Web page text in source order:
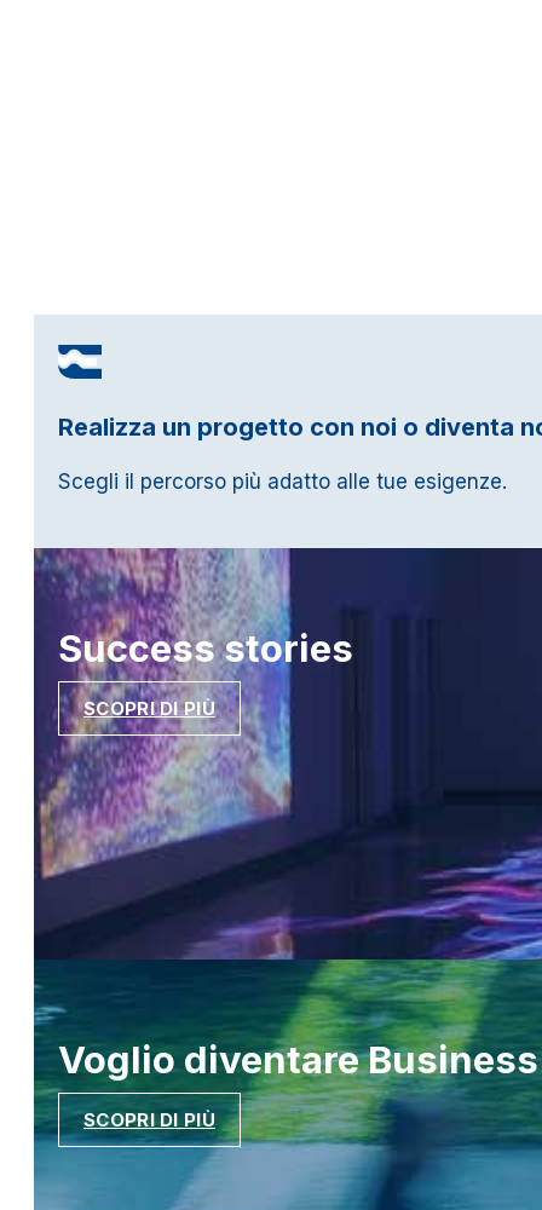
Realizza un progetto con noi o diventa
Scegli il percorso più adatto alle tue esigenze.
Successstories
SCOPRI DI PIÙ
Voglio diventare
SCOPRI DI PIÙ